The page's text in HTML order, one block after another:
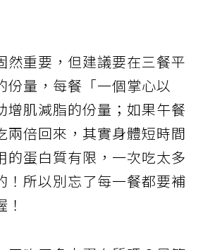
然重要，但建議要在三餐平
份量，每餐「一個掌心以
增肌減脂的份量；如果午餐
兩倍回來，其實身體短時間
的蛋白質有限，一次吃太多
！所以別忘了每一餐都要補